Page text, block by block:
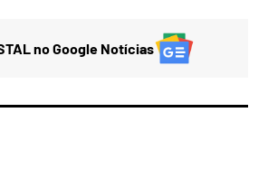
no Google Notícias